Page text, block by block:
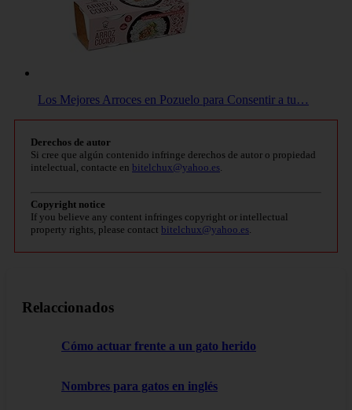
Los Mejores Arroces en Pozuelo para Consentir a tu…
Derechos de autor
Si cree que algún contenido infringe derechos de autor o propiedad
intelectual, contacte en bitelchux@yahoo.es.
Copyright notice
If you believe any content infringes copyright or intellectual
property rights, please contact bitelchux@yahoo.es.
Relaccionados
Cómo actuar frente a un gato herido
Nombres para gatos en inglés